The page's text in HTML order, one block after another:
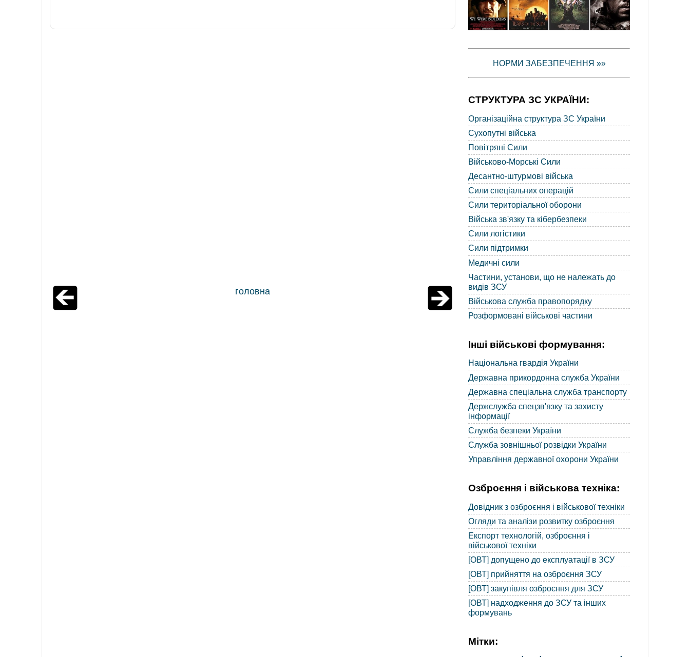
головна
НОРМИ ЗАБЕЗПЕЧЕННЯ »»
СТРУКТУРА ЗС УКРАЇНИ:
Організаційна структура ЗС України
Сухопутні війська
Повітряні Сили
Військово-Морські Сили
Десантно-штурмові війська
Сили спеціальних операцій
Сили територіальної оборони
Війська зв'язку та кібербезпеки
Сили логістики
Сили підтримки
Медичні сили
Частини, установи, що не належать до
видів ЗСУ
Військова служба правопорядку
Розформовані військові частини
Інші військові формування:
Національна гвардія України
Державна прикордонна служба України
Державна спеціальна служба транспорту
Держслужба спецзв'язку та захисту
інформації
Служба безпеки України
Служба зовнішньої розвідки України
Управління державної охорони України
Озброєння і військова техніка:
Довідник з озброєння і військової техніки
Огляди та аналізи розвитку озброєння
Експорт технологій, озброєння і
військової техніки
[ОВТ] допущено до експлуатації в ЗСУ
[ОВТ] прийняття на озброєння ЗСУ
[ОВТ] закупівля озброєння для ЗСУ
[ОВТ] надходження до ЗСУ та інших
формувань
Мітки: